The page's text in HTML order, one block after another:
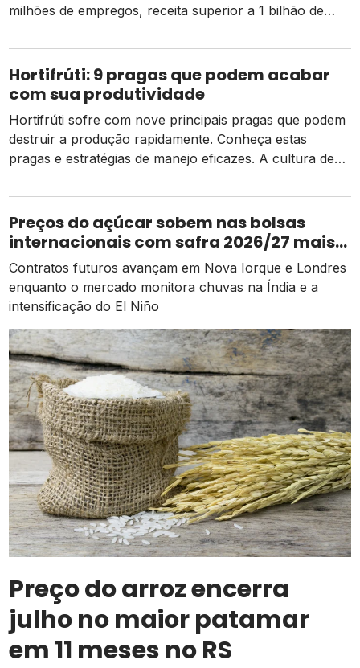
milhões de empregos, receita superior a 1 bilhão de
toneladas de alimentos, de acordo com os números
divulgados no Anuário Brasileiro de Horti & Fruti 2020.
Para manter os bons […]
Hortifrúti: 9 pragas que podem acabar
com sua produtividade
Hortifrúti sofre com nove principais pragas que podem
destruir a produção rapidamente. Conheça estas
pragas e estratégias de manejo eficazes. A cultura de
muito relevante no cenário mundial. O Brasil é o
terceiro maior produtor de frutas do mundo, ficando
atrás apenas da China e da Índia. […]
Preços do açúcar sobem nas bolsas
internacionais com safra 2026/27 mais
apertada
Contratos futuros avançam em Nova Iorque e Londres
enquanto o mercado monitora chuvas na Índia e a
intensificação do El Niño
Preço do arroz encerra
julho no maior patamar
em 11 meses no RS